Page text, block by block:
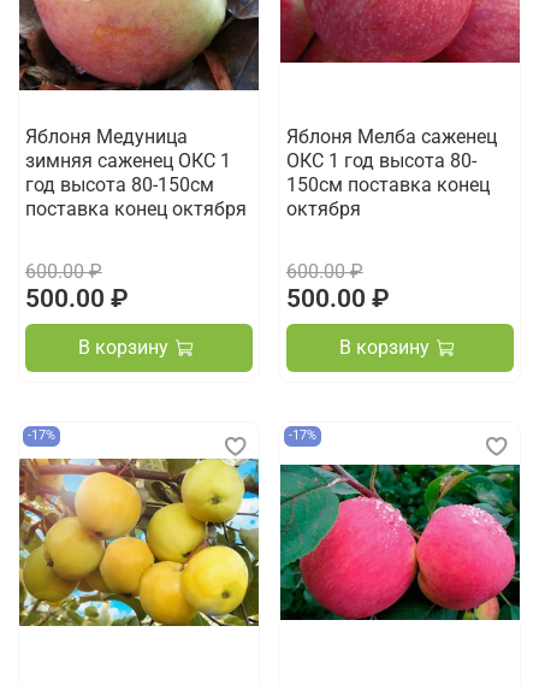
Яблоня Медуница
зимняя саженец ОКС 1
год высота 80-150см
поставка конец октября
600.00 ₽
500.00 ₽
В корзину
Яблоня Мелба саженец
ОКС 1 год высота 80-
150см поставка конец
октября
600.00 ₽
500.00 ₽
В корзину
-17% -17%